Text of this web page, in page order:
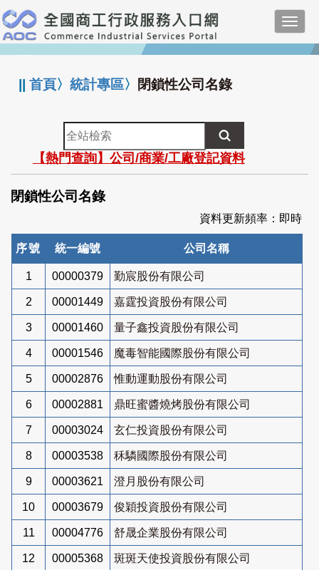
跳
到
主
要
:::
||首頁〉統計專區〉 閉鎖性公司名錄
全
站
檢
索
【熱門查詢】公司/商業/工廠登記資料
閉鎖性公司名錄
資料更新頻率：即時
序號 統一編號 公司名稱
1 00000379 勤宸股份有限公司
2 00001449 嘉霆投資股份有限公司
3 00001460 量子鑫投資股份有限公司
4 00001546 魔毒智能國際股份有限公司
5 00002876 惟動運動股份有限公司
6 00002881 鼎旺蜜醬燒烤股份有限公司
7 00003024 玄仁投資股份有限公司
8 00003538 秝驎國際股份有限公司
9 00003621 澄月股份有限公司
10 00003679 俊穎投資股份有限公司
11 00004776 舒晟企業股份有限公司
12 00005368 斑斑天使投資股份有限公司